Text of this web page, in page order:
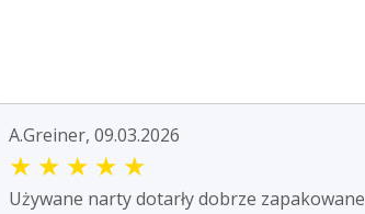
A.Greiner, 09.03.2026
★ ★ ★ ★ ★
Używane narty dotarły dobrze zapakowane